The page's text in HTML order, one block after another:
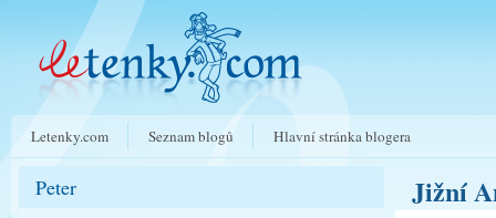
Letenky.com Seznam blogů Hlavní stránka blogera
Peter Jižní